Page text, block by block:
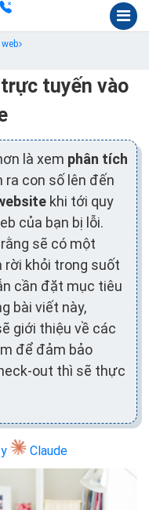
tuyến vào
là xem phân tích
ra con số lên đến
khi tới quy
của bạn bị lỗi.
sẽ có một
rời khỏi trong suốt
cần đặt mục tiêu
bài viết này,
giới thiệu về các
để đảm bảo
out thì sẽ thực
Claude